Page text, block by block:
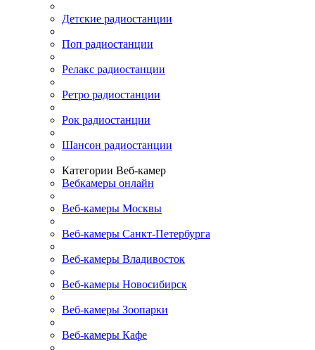
Детские радиостанции
Поп радиостанции
Релакс радиостанции
Ретро радиостанции
Рок радиостанции
Шансон радиостанции
Категории Веб-камер
Вебкамеры онлайн
Веб-камеры Москвы
Веб-камеры Санкт-Петербурга
Веб-камеры Владивосток
Веб-камеры Новосибирск
Веб-камеры Зоопарки
Веб-камеры Кафе